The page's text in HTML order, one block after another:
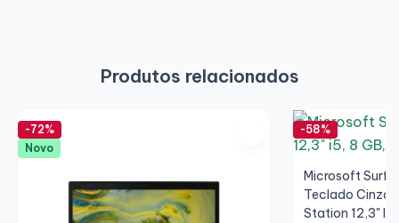
Produtos relacionados
-72%
Novo
-58%
Microsoft
Teclado
Station 12,3" I5